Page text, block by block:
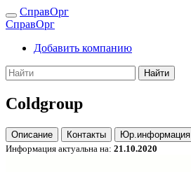
СправОрг
СправОрг
Добавить компанию
Найти
Coldgroup
Описание Контакты
Юр.информация
Информация актуальна на: 21.10.2020